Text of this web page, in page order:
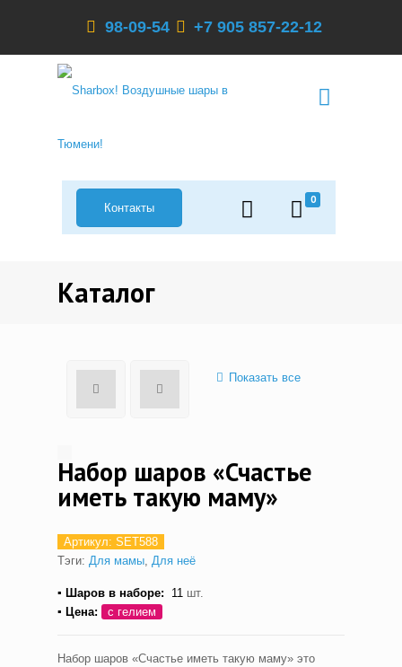
98-09-54 +7 905 857-22-12
0
Контакты
Каталог
Показать все
Набор шаров «Счастье
иметь такую маму»
Артикул: SET588
Тэги: Для мамы, Для неё
▪ Шаров в наборе: 11 шт.
▪ Цена:
с гелием
Набор шаров «Счастье иметь такую маму» это